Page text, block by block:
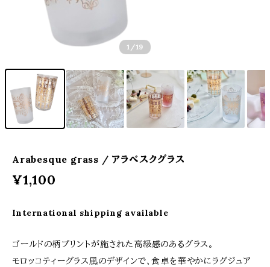
1 /19
Arabesque grass / アラベスクグラス
¥1,100
International shipping available
ゴールドの柄プリントが施された高級感のあるグラス。
モロッコティーグラス風のデザインで、食卓を華やかにラグジュア